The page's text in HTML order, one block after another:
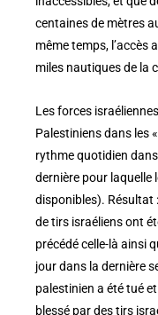
centaines de mètres
même temps, l’accès
miles nautiques de la
Les forces
Palestiniens dans les
rythme quotidien
dernière pour laquelle
disponibles). Résultat
de tirs israéliens ont
précédé celle-là ainsi
jour dans la dernière
palestinien a été tué
blessé par des tirs